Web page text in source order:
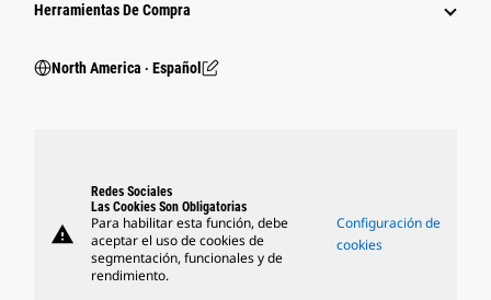
Herramientas De Compra
North America ‧ Español
warning
Redes Sociales
Las Cookies Son Obligatorias
Para habilitar esta función, debe
aceptar el uso de cookies de
segmentación, funcionales y de
rendimiento.
Configuración de
cookies